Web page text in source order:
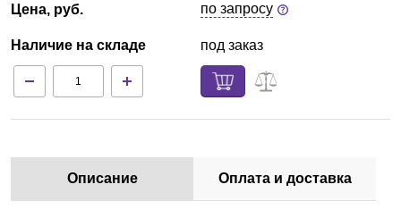
Технический сервис
Доставка и оплата
Цена, руб.
Наличие на складе
по запросу
под заказ
Описание Оплата и доставка